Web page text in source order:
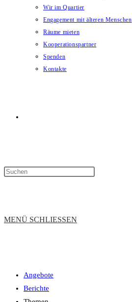
Wir im Quartier
Engagement mit älteren Menschen
Räume mieten
Kooperationspartner
Spenden
Kontakte
MENÜ SCHLIESSEN
Angebote
Berichte